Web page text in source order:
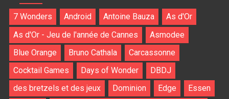
7 Wonders Android Antoine Bauza
As d'Or
As d'Or - Jeu de l'année de Cannes
Asmodee
Blue Orange
Bruno Cathala
Carcassonne
Cocktail Games
Days of Wonder
DBDJ
des bretzels et des jeux
Dominion Edge
Essen